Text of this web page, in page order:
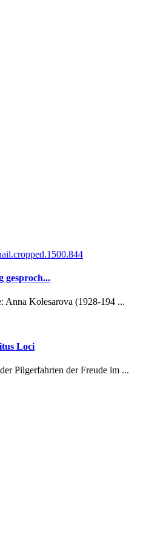
gesproch...
Anna Kolesarova (1928-194 ...
Loci
Pilgerfahrten der Freude im ...